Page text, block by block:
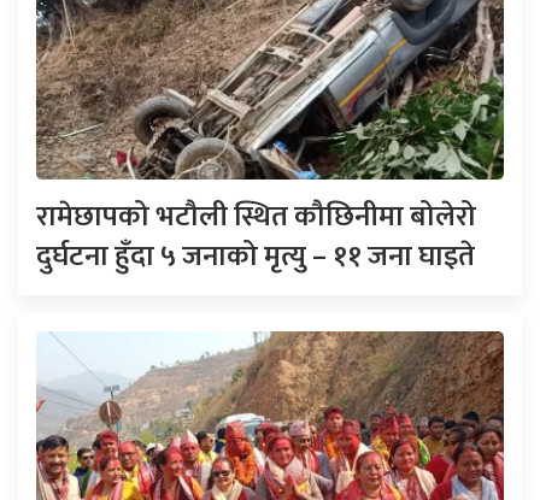
रामेछापको भटौली स्थित कौछिनीमा बोलेरो
दुर्घटना हुँदा ५ जनाको मृत्यु – ११ जना घाइते